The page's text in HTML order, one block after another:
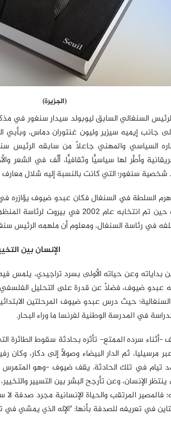
(الجزيرة)
السنغالي السابق ليوبولد سيدار سنغور في
إلى جانب إيميه سيزير وليون غنتوران دماس،
والمهني جاعلاً من سابقه الرئيس
وأطَّر لها سياسيًّا وثقافيًّا، ألَّف في الشعر
شخصية سنغور؛ التي كانت بالنسبة إليه شلال
السلطة في السنغال فكان عبدو ضيوف يؤازره
فنجده يصف شعوره حين تم انتخابه
في رئاسة السنغال، ومعلوم أن ملهمه الرئيس
الإنسان بين
وعن حياته الأولى بسرد تراجيدي، يلمس فيه
عبدو ضيوف، فضلاً عن قدرة على التحليل
حيث درس عبدو ضيوف المرحلتين
في المدرسة الوطنية لفرنسا ما وراء البحار.
سرده الممتع- تأثره بحادثة سقوط الطائرة
مرسيليا، ثم الدار البيضاء وصولاً إلى دكار،
في تلك الحادثة. يقف ضيوف -وهو المتمرس
ينتظر الإنسان، وعن تأرجح البشر بين التسيير
فالمصير المرتقب والحياة الإنسانية مجرد صدفة
في تعريفه للصدفة بأنها: "الإله الذي يمشي في